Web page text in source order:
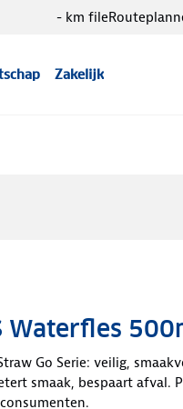
Zakelijk
- km file
Waterfles
Go Serie: veilig,
smaak, bespaart afval.